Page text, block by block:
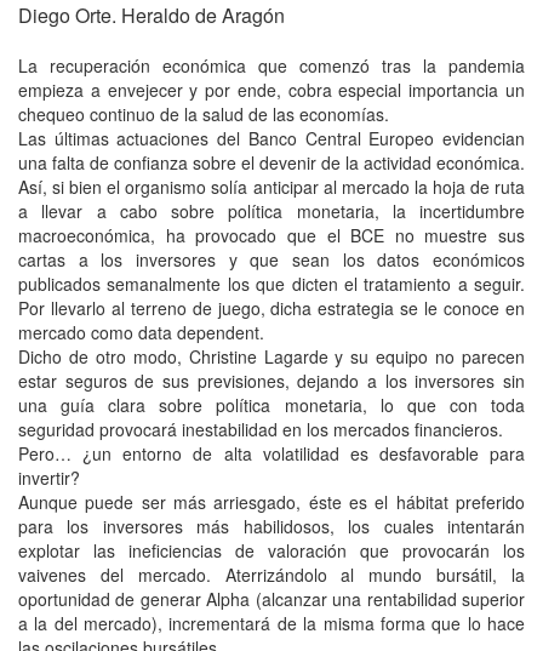
Diego Orte. Heraldo de Aragón
La recuperación económica que comenzó tras la pandemia
empieza a envejecer y por ende, cobra especial importancia un
chequeo continuo de la salud de las economías.
Las últimas actuaciones del Banco Central Europeo evidencian
una falta de confianza sobre el devenir de la actividad económica.
Así, si bien el organismo solía anticipar al mercado la hoja de ruta
a llevar a cabo sobre política monetaria, la incertidumbre
macroeconómica, ha provocado que el BCE no muestre sus
cartas a los inversores y que sean los datos económicos
publicados semanalmente los que dicten el tratamiento a seguir.
Por llevarlo al terreno de juego, dicha estrategia se le conoce en
mercado como data dependent.
Dicho de otro modo, Christine Lagarde y su equipo no parecen
estar seguros de sus previsiones, dejando a los inversores sin
una guía clara sobre política monetaria, lo que con toda
seguridad provocará inestabilidad en los mercados financieros.
Pero… ¿un entorno de alta volatilidad es desfavorable para
invertir?
Aunque puede ser más arriesgado, éste es el hábitat preferido
para los inversores más habilidosos, los cuales intentarán
explotar las ineficiencias de valoración que provocarán los
vaivenes del mercado. Aterrizándolo al mundo bursátil, la
oportunidad de generar Alpha (alcanzar una rentabilidad superior
a la del mercado), incrementará de la misma forma que lo hace